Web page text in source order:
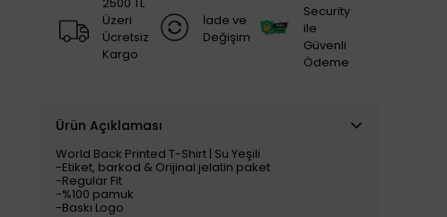
Üzeri
Ücretsiz
Kargo
İade ve
Değişim
Security
ile
Güvenli
Ödeme
Ürün Açıklaması
World Back Printed T-Shirt | Su Yeşili
​​​​​​​​​​​​​​​​​​​​​​​​​​​​​​​​​​​​​​​​​​​​​​​​​​​​​​​​​​​​​​​​​​​​​​​​​​​​​​​​​​​​​​​​​​​​​​​​​​-Etiket, barkod & Orijinal jelatin paket
-Regular Fit
-%100 pamuk
-Baskı Logo